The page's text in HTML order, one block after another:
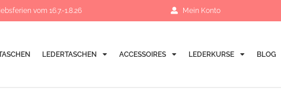
vom 16.7.-1.8.26 Mein Konto
LEDERTASCHEN ACCESSOIRES LEDERKURSE BLOG